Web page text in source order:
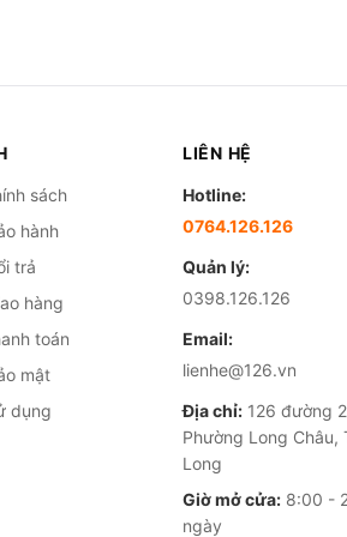
2029 dựa trên chu kỳ
xem kỹ mã phiên bản
pin vẫn ở 96%, dùng
biến.
tác vụ nặng như quay
trạng pin vẫn giữ ở 92-
so với đời 15 Pro Max,
chụp xa. Chụp chân
sách
hành
trả
hàng
toán
mật
dụng
LIÊN HỆ
Hotline:
0764.126.126
Quản lý:
0398.126.126
Email:
lienhe@126.vn
Địa chỉ: 126 đường
Phường Long Châu,
Long
Giờ mở cửa: 8:00 -
ngày